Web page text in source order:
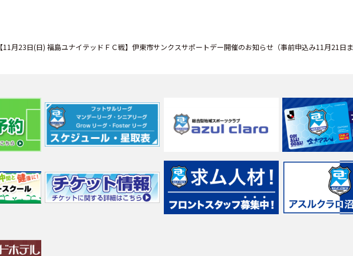
【11月23日(日) 福島ユナイテッドＦＣ戦】伊東市サンクスサポートデー開催のお知らせ（事前申込み11月21日